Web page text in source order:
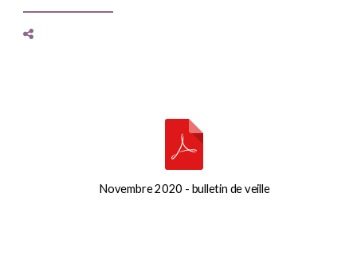
Novembre 2020 - bulletin de veille